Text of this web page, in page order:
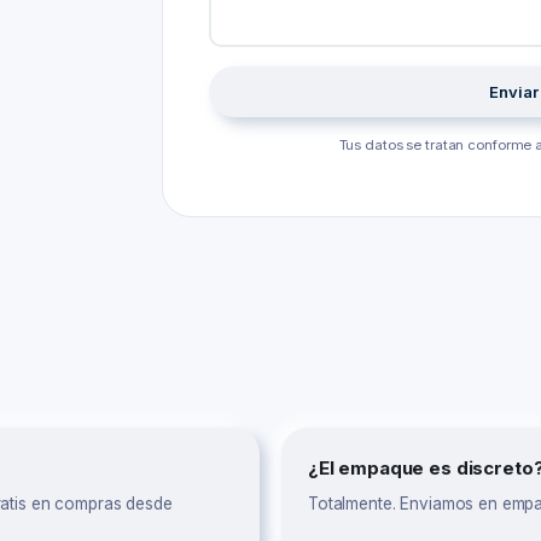
Tus datos se tratan conforme
en compras desde
¿El empaque es
Totalmente. Enviamos en